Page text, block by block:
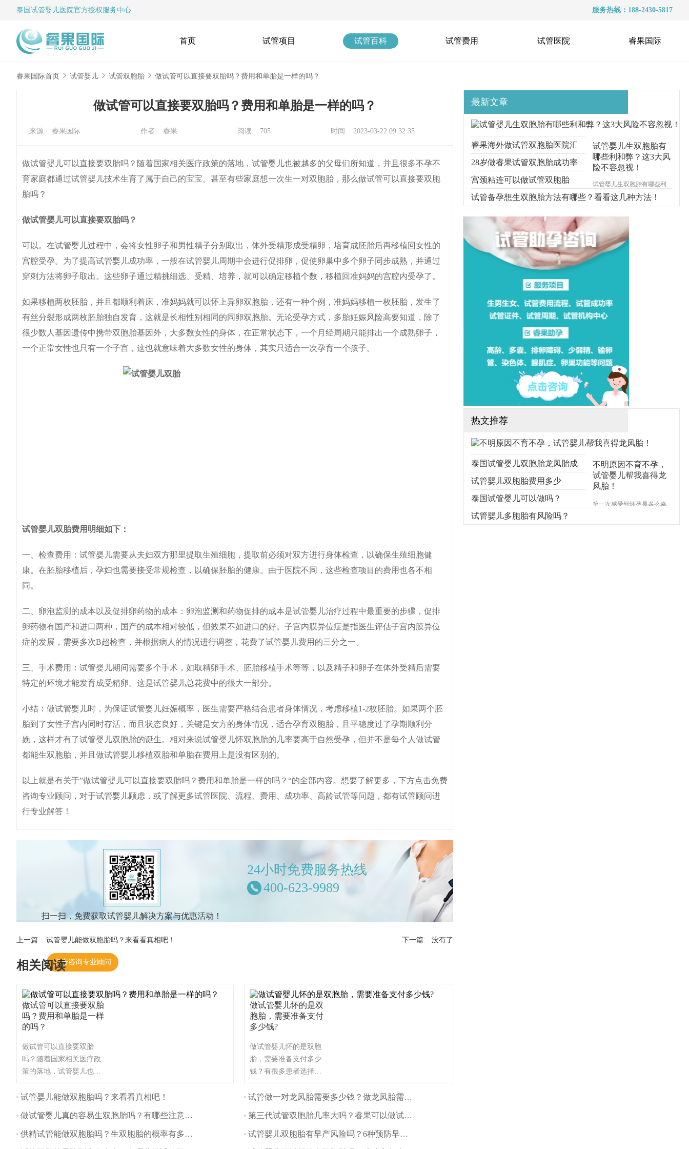
泰国试管婴儿 医院官方授权服务中心 服务热线：188-2430-5817
首页 试管项目 试管百科 试管费用 试管医院 睿果国际
睿果国际首页 试管婴儿 试管双胞胎 做试管可以直接要双胎吗？费用和单胎是一样的吗？
做试管可以直接要双胎吗？费用和单胎是一样的吗？
来源: 睿果国际 作者: 睿果 阅读: 705 时间: 2023-03-22 09:32:35
做试管婴儿可以直接要双胎吗？随着国家相关医疗政策的落地，试管婴儿也被越多的父母们所知道，并且很多不孕不
育家庭都通过试管婴儿技术生育了属于自己的宝宝。甚至有些家庭想一次生一对双胞胎，那么做试管可以直接要双胞
胎吗？
做试管婴儿可以直接要双胎吗？
可以。在试管婴儿过程中，会将女性卵子和男性精子分别取出，体外受精形成受精卵，培育成胚胎后再移植回女性的
宫腔受孕。为了提高试管婴儿成功率，一般在试管婴儿周期中会进行促排卵，促使卵巢中多个卵子同步成熟，并通过
穿刺方法将卵子取出。这些卵子通过精挑细选、受精、培养，就可以确定移植个数，移植回准妈妈的宫腔内受孕了。
如果移植两枚胚胎，并且都顺利着床，准妈妈就可以怀上异卵双胞胎，还有一种个例，准妈妈移植一枚胚胎，发生了
有丝分裂形成两枚胚胎独自发育，这就是长相性别相同的同卵双胞胎。无论受孕方式，多胎妊娠风险高要知道，除了
很少数人基因遗传中携带双胞胎基因外，大多数女性的身体，在正常状态下，一个月经周期只能排出一个成熟卵子，
一个正常女性也只有一个子宫，这也就意味着大多数女性的身体，其实只适合一次孕育一个孩子。
试管婴儿双胎费用明细如下：
一、检查费用：试管婴儿需要从夫妇双方那里提取生殖细胞，提取前必须对双方进行身体检查，以确保生殖细胞健
康。在胚胎移植后，孕妇也需要接受常规检查，以确保胚胎的健康。由于医院不同，这些检查项目的费用也各不相
同。
二、卵泡监测的成本以及促排卵药物的成本：卵泡监测和药物促排的成本是试管婴儿治疗过程中最重要的步骤，促排
卵药物有国产和进口两种，国产的成本相对较低，但效果不如进口的好。子宫内膜异位症是指医生评估子宫内膜异位
症的发展，需要多次B超检查，并根据病人的情况进行调整，花费了试管婴儿费用的三分之一。
三、手术费用：试管婴儿期间需要多个手术，如取精卵手术、胚胎移植手术等等，以及精子和卵子在体外受精后需要
特定的环境才能发育成受精卵。这是试管婴儿总花费中的很大一部分。
小结：做试管婴儿时，为保证试管婴儿妊娠概率，医生需要严格结合患者身体情况，考虑移植1-2枚胚胎。如果两个胚
胎到了女性子宫内同时存活，而且状态良好，关键是女方的身体情况，适合孕育双胞胎，且平稳度过了孕期顺利分
娩，这样才有了试管婴儿双胞胎的诞生。相对来说试管婴儿怀双胞胎的几率要高于自然受孕，但并不是每个人做试管
都能生双胞胎，并且做试管婴儿移植双胎和单胎在费用上是没有区别的。
以上就是有关于”做试管婴儿可以直接要双胎吗？费用和单胎是一样的吗？“的全部内容。想要了解更多，下方点击免费
咨询专业顾问，对于试管婴儿顾虑，或了解更多试管医院、流程、费用、成功率、高龄试管等问题，都有试管顾问进
行专业解答！
扫一扫，免费获取试管婴儿解决方案与优惠活动！
24小时免费服务热线
400-623-9989
点击咨询专业顾问
上一篇: 试管婴儿能做双胞胎吗？来看看真相吧！ 下一篇: 没有了
相关阅读
做试管可以直接要双胎
吗？费用和单胎是一样
的吗？
做试管可以直接要双胎
吗？随着国家相关医疗政
策的落地，试管婴儿也被
且很多不孕不育家庭都通
于自己的宝宝。甚至有些
家庭想一次生一对双胞
试管婴儿能做双胞胎吗？来看看真相吧！
做试管婴儿真的容易生双胞胎吗？有哪些注意事项？
供精试管能做双胞胎吗？生双胞胎的概率有多大？
做试管婴儿怀的是双
胞胎，需要准备支付
多少钱?
做试管婴儿怀的是双胞
胎，需要准备支付多少
钱？有很多患者选择做
一个双胞胎，双胞胎可
的快乐乐趣，对于双胞
胎来说可能对于试管婴
试管做一对龙凤胎需要多少钱？做龙凤胎需要什么条件？
第三代试管双胞胎几率大吗？睿果可以做试管双胞胎吗？
试管婴儿双胞胎有早产风险吗？6种预防早产方法一览
最新文章
试管婴儿生双胞胎有
哪些利和弊？这3大风
险不容忽视！
试管婴儿生双胞胎有哪些利
和弊？大家都知道，自然怀
上双胞胎几率是比较小的，
胎。但是很多人对试管怀双
胞胎的利弊并不太了解，今
天就给大家科普一下吧！
睿果海外做试管双胞胎医院汇
总！准备多少钱看完便知
28岁做睿果试管双胞胎成功率
多高？想知道的看这里！
宫颈粘连可以做试管双胞胎
吗？专家建议好先治疗
试管备孕想生双胞胎方法有哪些？看看这几种方法！
热文推荐
不明原因不育不孕，
试管婴儿帮我喜得龙
凤胎！
第一次感受到怀孕是多么幸
的经验，过程坎坷，但是如
泰国试管婴儿双胞胎龙凤胎成
功率有多大
试管婴儿双胞胎费用多少
泰国试管婴儿可以做吗？
试管婴儿多胞胎有风险吗？